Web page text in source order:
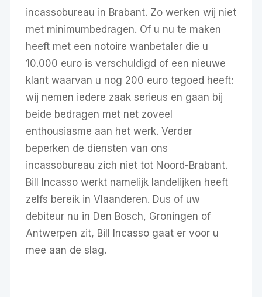
incassobureau in Brabant. Zo werken wij niet
met minimumbedragen. Of u nu te maken
heeft met een notoire wanbetaler die u
10.000 euro is verschuldigd of een nieuwe
klant waarvan u nog 200 euro tegoed heeft:
wij nemen iedere zaak serieus en gaan bij
beide bedragen met net zoveel
enthousiasme aan het werk. Verder
beperken de diensten van ons
incassobureau zich niet tot Noord-Brabant.
Bill Incasso werkt namelijk landelijken heeft
zelfs bereik in Vlaanderen. Dus of uw
debiteur nu in Den Bosch, Groningen of
Antwerpen zit, Bill Incasso gaat er voor u
mee aan de slag.